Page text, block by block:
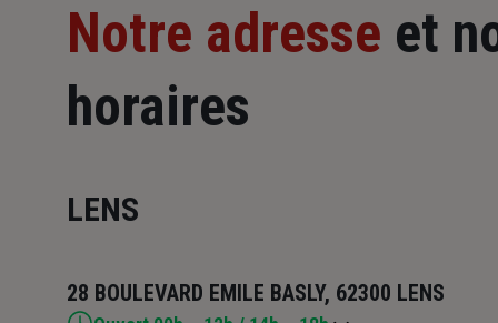
Notre adresse et
horaires
LENS
28 BOULEVARD EMILE BASLY, 62300 LENS